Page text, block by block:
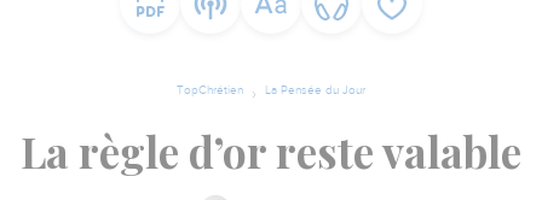
TopChrétien La Pensée du Jour
La règle d’or reste valable